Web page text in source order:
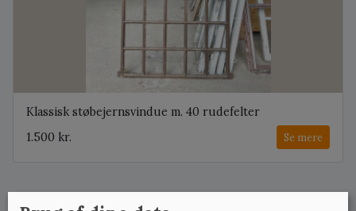
Klassisk støbejernsvindue m. 40 rudefelter
1.500 kr.
Se mere